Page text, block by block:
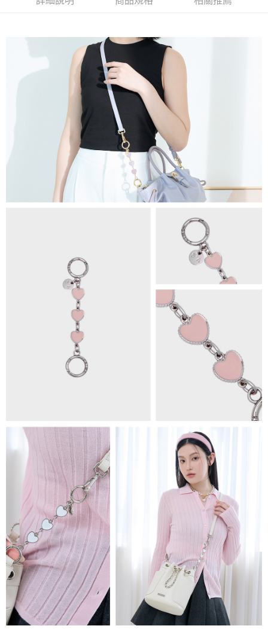
3.實際核准額度、可分期數及費用金額請依後續交易確認頁面所載為準。
4.訂單成立30分鐘內，如未前往確認交易或遇審核未通過，訂單將自動取
消。如遇「轉專審核」未通過狀況，表示未達大哥付你分期系統評分，恕無
1.分期款項不併入電信帳單，「大哥付你分期」於每月結算日後寄送繳費提
2.透過簡訊連結打開帳單後，可選擇「超商條碼／台灣大直營門市／銀行轉
帳／街口支付／iPASS MONEY」等通路繳費。
【注意事項】
1.本服務係由「台灣大哥大股份有限公司」（以下簡稱本公司）所提供，讓
用戶於交易時，得透過本服務購買商品或服務，並由商店將買賣／分期付款
買賣價金債權讓與本公司後，依約使用本公司帳單繳交帳款。
資料（包含姓名、電話或地址）提供予台灣大哥大進項蒐集、處理及利用，
由本公司與您本人進行分期帳單所需資料之確認、核對及更正。
https://oppay.tw/userRule
全家取貨付款
每筆NT$80，滿NT$1,500(含以上)免運費
每筆NT$80，滿NT$1,500(含以上)免運費
萊爾富取貨付款
每筆NT$80，滿NT$1,500(含以上)免運費
付款後萊爾富取貨
每筆NT$80，滿NT$1,500(含以上)免運費
7-11取貨付款
宅配（無提供外島）
每筆NT$100，滿NT$1,500(含以上)免運費
每筆NT$100，滿NT$1,500(含以上)免運費
查看運費